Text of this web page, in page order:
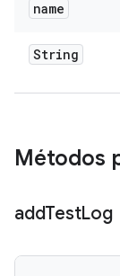
name
String
Métodos
addTestLog